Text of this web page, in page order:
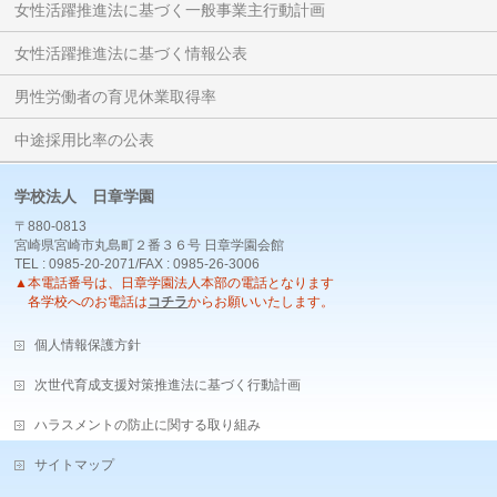
女性活躍推進法に基づく一般事業主行動計画
女性活躍推進法に基づく情報公表
男性労働者の育児休業取得率
中途採用比率の公表
学校法人 日章学園
〒880-0813
宮崎県宮崎市丸島町２番３６号 日章学園会館
TEL : 0985-20-2071/FAX : 0985-26-3006
▲本電話番号は、日章学園法人本部の電話となります
各学校へのお電話は コチラからお願いいたします。
個人情報保護方針
次世代育成支援対策推進法に基づく行動計画
ハラスメントの防止に関する取り組み
サイトマップ